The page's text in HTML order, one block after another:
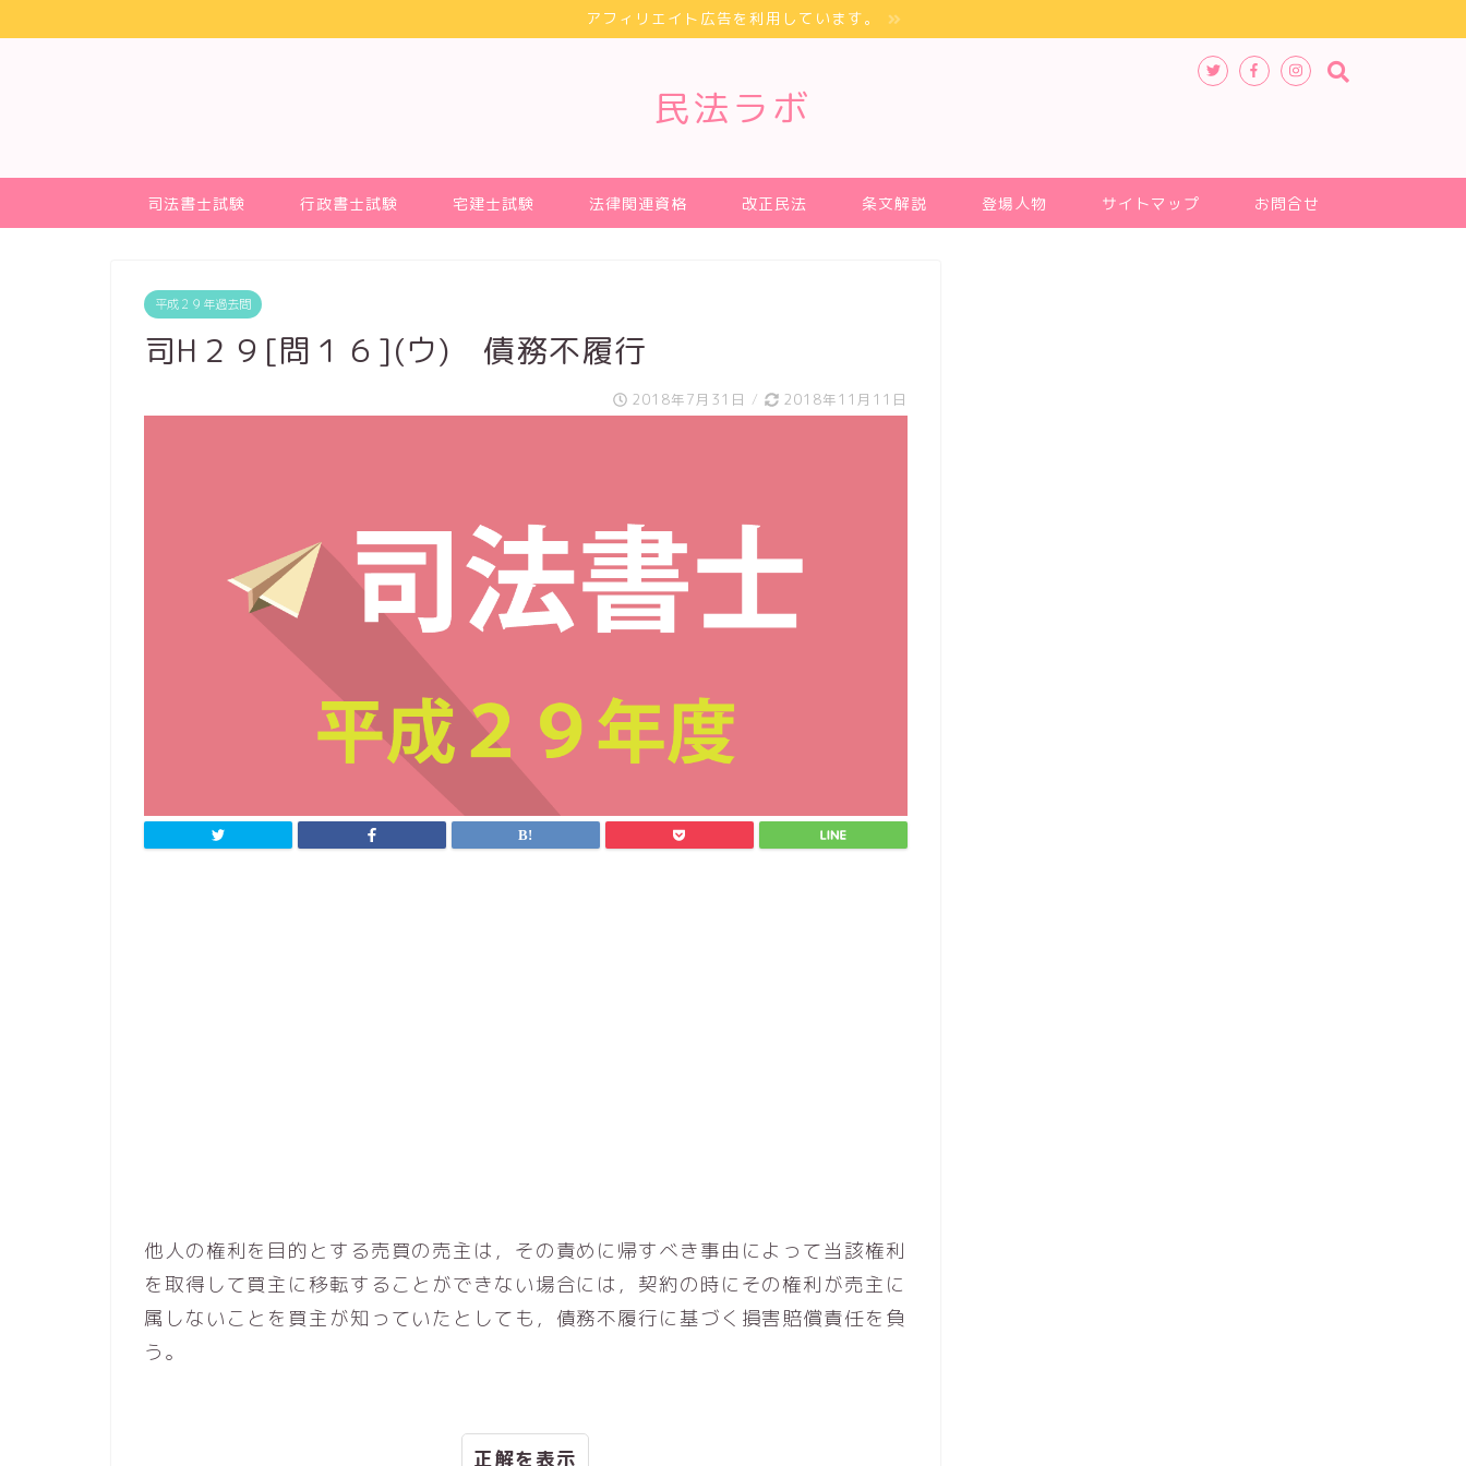
アフィリエイト広告を利用しています。
民法ラボ
司法書士試験 行政書士試験 宅建士試験 法律関連資格 改正民法 条文解説 登場人物 サイトマップ お問合せ
平成２９年過去問
司H２９[問１６](ウ) 債務不履行
2018年7月31日 / 2018年11月11日
他人の権利を目的とする売買の売主は，その責めに帰すべき事由によって当該権利
を取得して買主に移転することができない場合には，契約の時にその権利が売主に
属しないことを買主が知っていたとしても，債務不履行に基づく損害賠償責任を負
う。
正解